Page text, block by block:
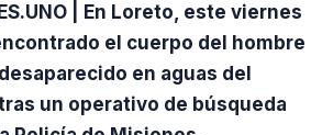
| En Loreto, este viernes
el cuerpo del hombre
en aguas del
un operativo de búsqueda